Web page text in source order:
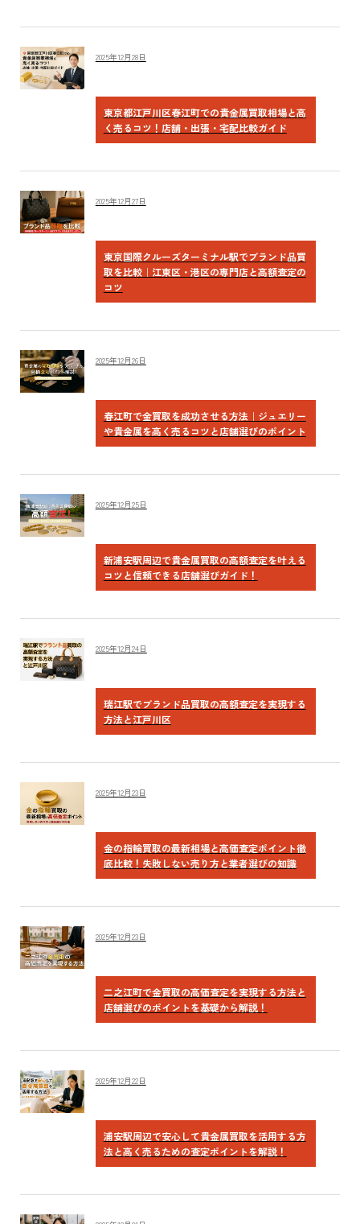
2025年12月28日
東京都江戸川区春江町での貴金属買取相場と高
く売るコツ！店舗・出張・宅配比較ガイド
2025年12月27日
東京国際クルーズターミナル駅でブランド品買
取を比較｜江東区・港区の専門店と高額査定の
コツ
2025年12月26日
春江町で金買取を成功させる方法｜ジュエリー
や貴金属を高く売るコツと店舗選びのポイント
2025年12月25日
新浦安駅周辺で貴金属買取の高額査定を叶える
コツと信頼できる店舗選びガイド！
2025年12月24日
瑞江駅でブランド品買取の高額査定を実現する
方法と江戸川区
2025年12月23日
金の指輪買取の最新相場と高価査定ポイント徹
底比較！失敗しない売り方と業者選びの知識
2025年12月23日
二之江町で金買取の高価査定を実現する方法と
店舗選びのポイントを基礎から解説！
2025年12月22日
浦安駅周辺で安心して貴金属買取を活用する方
法と高く売るための査定ポイントを解説！